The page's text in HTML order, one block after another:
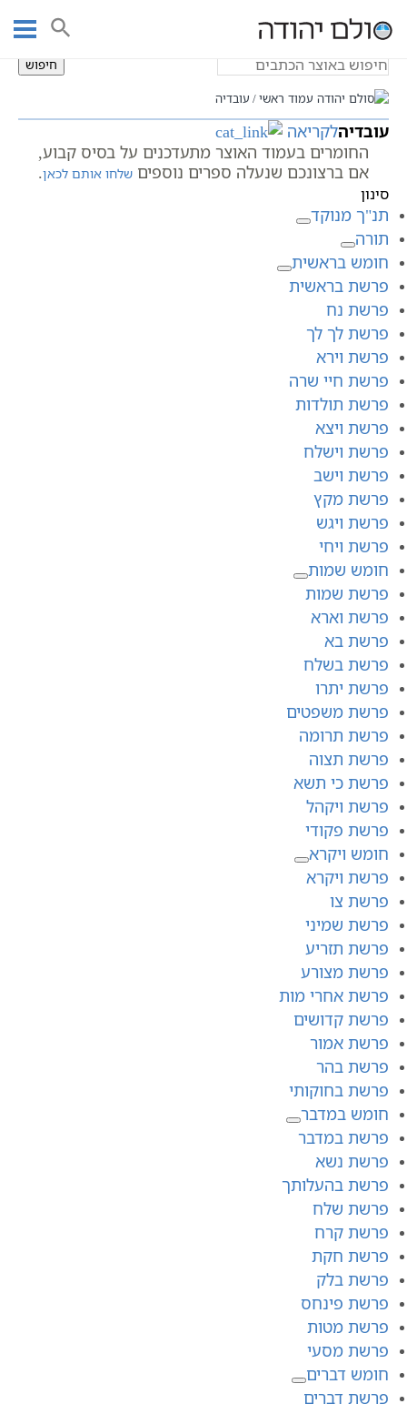
content
עובדיה
חיפוש
עמוד ראשי עובדיה
עובדיהלקריאה
החומרים בעמוד האוצר מתעדכנים על בסיס קבוע,
אם ברצונכם שנעלה ספרים נוספים שלחו אותם לכאן.
סינון
תנ"ך מנוקד
תורה
חומש בראשית
פרשת בראשית
פרשת נח
פרשת לך לך
פרשת וירא
פרשת חיי שרה
פרשת תולדות
פרשת ויצא
פרשת וישלח
פרשת וישב
פרשת מקץ
פרשת ויגש
פרשת ויחי
חומש שמות
פרשת שמות
פרשת וארא
פרשת בא
פרשת בשלח
פרשת יתרו
פרשת משפטים
פרשת תרומה
פרשת תצוה
פרשת כי תשא
פרשת ויקהל
פרשת פקודי
חומש ויקרא
פרשת ויקרא
פרשת צו
פרשת שמיני
פרשת תזריע
פרשת מצורע
פרשת אחרי מות
פרשת קדושים
פרשת אמור
פרשת בהר
פרשת בחוקותי
חומש במדבר
פרשת במדבר
פרשת נשא
פרשת בהעלותך
פרשת שלח
פרשת קרח
פרשת חקת
פרשת בלק
פרשת פינחס
פרשת מטות
פרשת מסעי
חומש דברים
פרשת דברים